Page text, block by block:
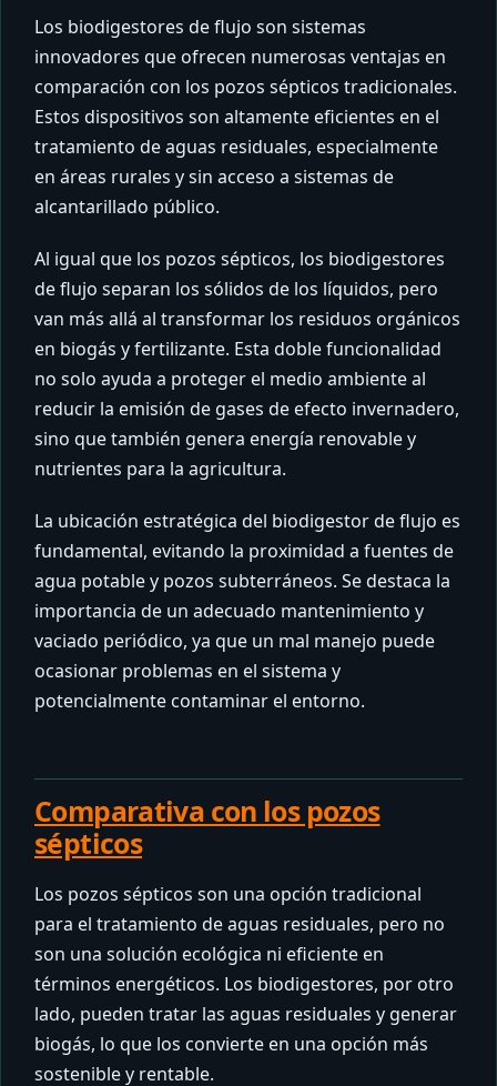
Los biodigestores de flujo son sistemas
innovadores que ofrecen numerosas ventajas en
comparación con los pozos sépticos tradicionales.
Estos dispositivos son altamente eficientes en el
tratamiento de aguas residuales, especialmente
en áreas rurales y sin acceso a sistemas de
alcantarillado público.
Al igual que los pozos sépticos, los biodigestores
de flujo separan los sólidos de los líquidos, pero
van más allá al transformar los residuos orgánicos
en biogás y fertilizante. Esta doble funcionalidad
no solo ayuda a proteger el medio ambiente al
reducir la emisión de gases de efecto invernadero,
sino que también genera energía renovable y
nutrientes para la agricultura.
La ubicación estratégica del biodigestor de flujo es
fundamental, evitando la proximidad a fuentes de
agua potable y pozos subterráneos. Se destaca la
importancia de un adecuado mantenimiento y
vaciado periódico, ya que un mal manejo puede
ocasionar problemas en el sistema y
potencialmente contaminar el entorno.
Comparativa con los pozos
sépticos
Los pozos sépticos son una opción tradicional
para el tratamiento de aguas residuales, pero no
son una solución ecológica ni eficiente en
términos energéticos. Los biodigestores, por otro
lado, pueden tratar las aguas residuales y generar
biogás, lo que los convierte en una opción más
sostenible y rentable.